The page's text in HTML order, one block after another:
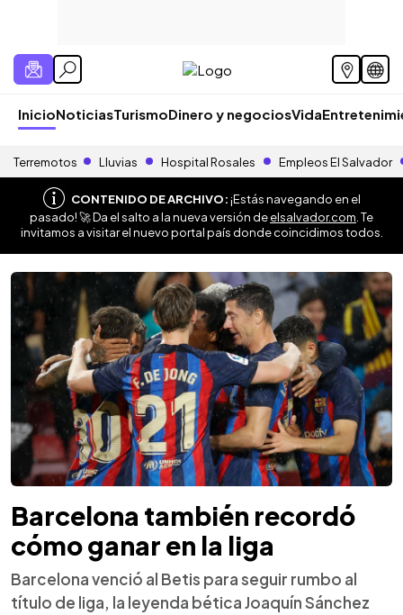
InicioNoticiasTurismoDinero y negociosVida
Terremotos Lluvias Hospital Rosales Empleos El Salvador
CONTENIDO DE ARCHIVO:¡Estás navegando en el
pasado! 🚀 Da el salto a la nueva versión deelsalvador.com . Te
invitamos a visitar el nuevo portal país donde coincidimos todos.
Barcelona también recordó
cómo ganar en la liga
Barcelona venció al Betis para seguir rumbo al
título de liga, la leyenda bética Joaquín Sánchez